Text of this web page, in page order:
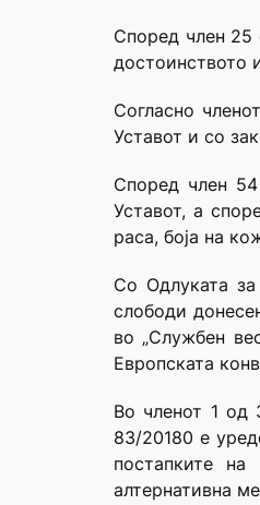
Според член 25
достоинството
Согласно
Уставот и со
Според член
Уставот, а
раса, боја на
Со Одлуката
слободи
во „Службен
Европската
Во членот 1 од
83/20180 е
постапките
алтернативна